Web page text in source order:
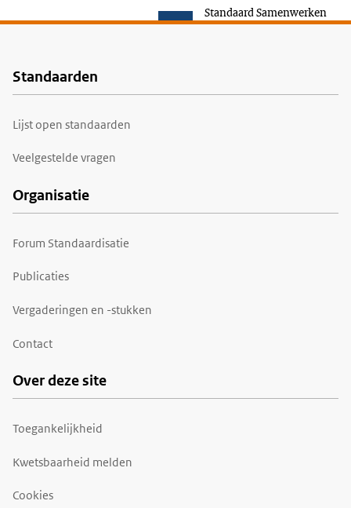
Standaard Samenwerken
Voet
Standaarden
Lijst open standaarden
Veelgestelde vragen
Organisatie
Forum Standaardisatie
Publicaties
Vergaderingen en -stukken
Contact
Over deze site
Toegankelijkheid
Kwetsbaarheid melden
Cookies